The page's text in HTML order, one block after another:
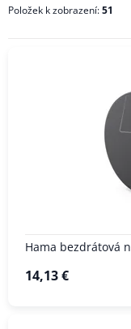
BARVA
Položek k zobrazení:51
Hama bezdrátová
14,13 €